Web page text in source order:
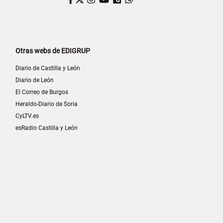
Otras webs de EDIGRUP
Diario de Castilla y León
Diario de León
El Correo de Burgos
Heraldo-Diario de Soria
CyLTV.es
esRadio Castilla y León